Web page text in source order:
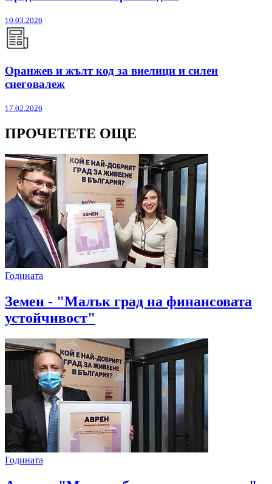
10.03.2026
Оранжев и жълт код за виелици и силен
снеговалеж
17.02.2026
ПРОЧЕТЕТЕ ОЩЕ
Годината
Земен - "Малък град на финансовата
устойчивост"
Годината